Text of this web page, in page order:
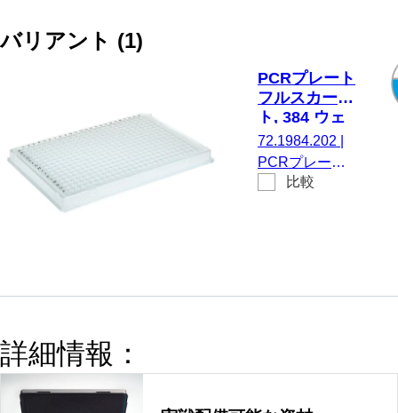
バリアント (1)
PCRプレート
フルスカー
ト, 384 ウェ
ル, 透明, ロー
プロファイ
ル, 40 µl,
PCR
72.1984.202
PCRプレート
フルスカート,
グ
比較
詳細情報：